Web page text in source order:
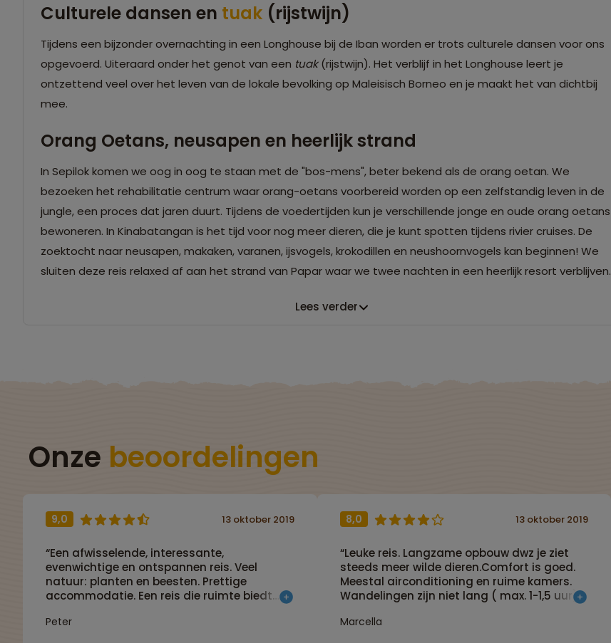
Culturele dansen en tuak (rijstwijn)
Tijdens een bijzonder overnachting in een Longhouse bij de Iban worden er trots culturele dansen voor ons
opgevoerd. Uiteraard onder het genot van een tuak(rijstwijn). Het verblijf in het Longhouse leert je
ontzettend veel over het leven van de lokale bevolking op Maleisisch Borneo en je maakt het van dichtbij
mee.
Orang Oetans, neusapen en heerlijk strand
In Sepilok komen we oog in oog te staan met de "bos-mens", beter bekend als de orang oetan. We
bezoeken het rehabilitatie centrum waar orang-oetans voorbereid worden op een zelfstandig leven in de
jungle, een proces dat jaren duurt. Tijdens de voedertijden kun je verschillende jonge en oude orang oetans
bewoneren. In Kinabatangan is het tijd voor nog meer dieren, die je kunt spotten tijdens rivier cruises. De
zoektocht naar neusapen, makaken, varanen, ijsvogels, krokodillen en neushoornvogels kan beginnen! We
sluiten deze reis relaxed af aan het strand van Papar waar we twee nachten in een heerlijk resort verblijven.
Lees verder
Onze beoordelingen
9,0
“Een afwisselende, interessante,
evenwichtige en ontspannen reis. Veel
natuur: planten en beesten. Prettige
accommodatie. Een reis die ruimte biedt
vakantie blijft.”
Peter
13 oktober 2019 8,0
“Leuke reis. Langzame opbouw dwz je ziet
steeds meer wilde dieren.Comfort is goed.
Meestal airconditioning en ruime kamers.
Wandelingen zijn niet lang ( max. 1-1,5 uur),
Marcella
13 oktober 2019